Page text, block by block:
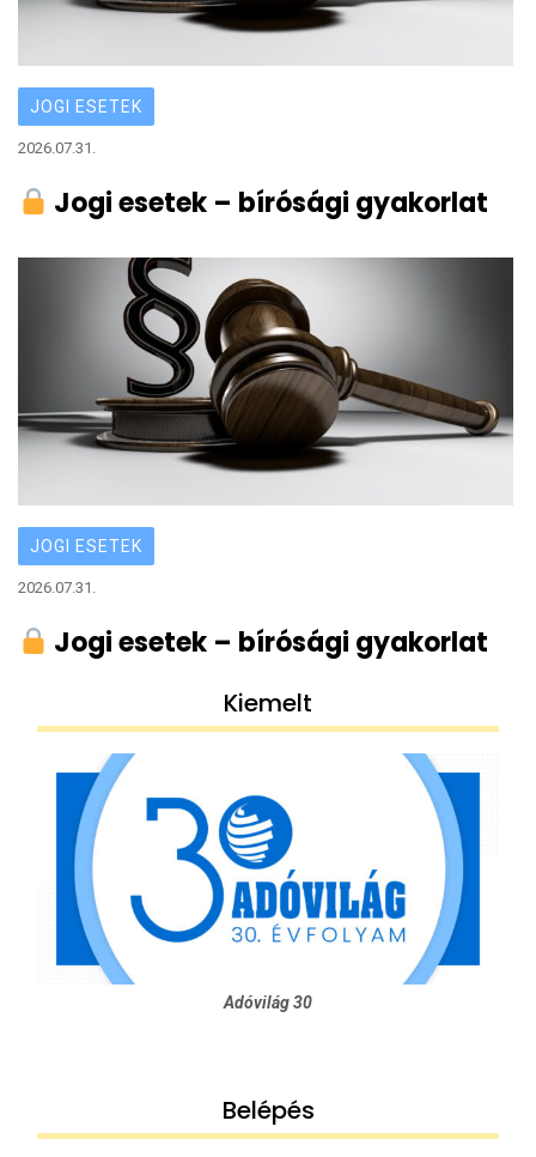
JOGI ESETEK
2026.07.31.
Jogi esetek – bírósági gyakorlat
JOGI ESETEK
2026.07.31.
Jogi esetek – bírósági gyakorlat
Kiemelt
Adóvilág 30
Belépés